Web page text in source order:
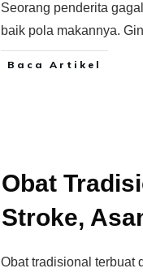
Seorang penderita
baik pola makannya.
Baca Artikel
Obat
Stroke,
Obat tradisional terbuat